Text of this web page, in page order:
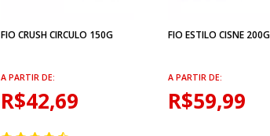
FIO CRUSH CIRCULO 150G
A PARTIR DE:
R$42,69
FIO ESTILO CISNE 200G
A PARTIR DE:
R$59,99